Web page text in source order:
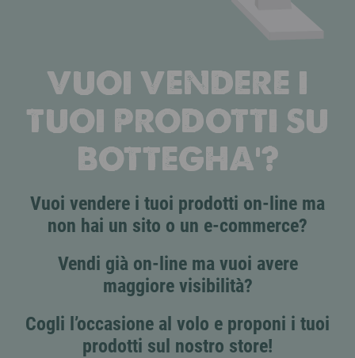
VUOI VENDERE I
TUOI PRODOTTI SU
BOTTEGHA'?
Vuoi vendere i tuoi prodotti on-line ma
non hai un sito o un e-commerce?
Vendi già on-line ma vuoi avere
maggiore visibilità?
Cogli l’occasione al volo e proponi i tuoi
prodotti sul nostro store!